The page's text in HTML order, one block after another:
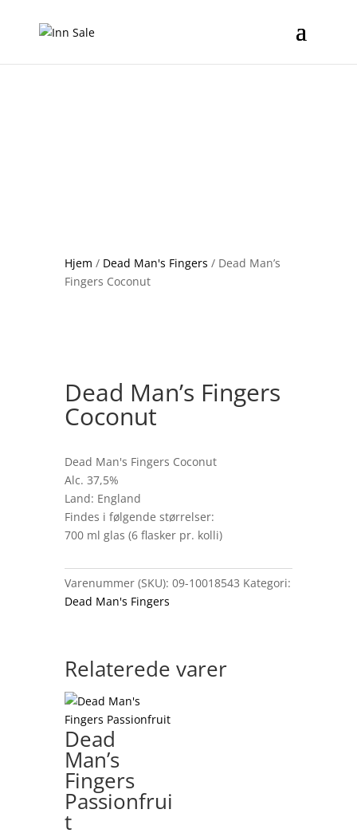
Hjem / Dead Man's Fingers / Dead Man’s
Fingers Coconut
Dead Man’s Fingers
Coconut
Dead Man's Fingers Coconut
Alc. 37,5%
Land: England
Findes i følgende størrelser:
700 ml glas (6 flasker pr. kolli)
Varenummer (SKU): 09-10018543 Kategori:
Dead Man's Fingers
Relaterede varer
Dead
Man’s
Fingers
Passionfrui
t